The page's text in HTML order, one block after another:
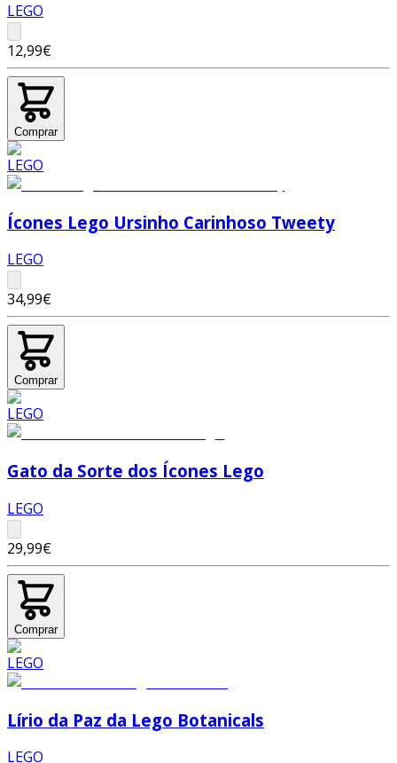
LEGO
12,99€
Comprar
Ícones Lego Ursinho Carinhoso Tweety
LEGO
34,99€
Comprar
Gato da Sorte dos Ícones Lego
LEGO
29,99€
Comprar
Lírio da Paz da Lego Botanicals
LEGO